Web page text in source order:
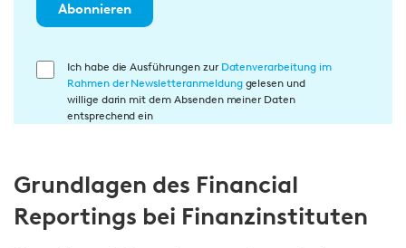
Abonnieren
E
l
i
Ich habe die Ausführungen zur Datenverarbeitung im
Rahmen der Newsletteranmeldunggelesen und
willige darin mit dem Absenden meiner Daten
entsprechend ein
Grundlagen des Financial
Reportings bei Finanzinstituten